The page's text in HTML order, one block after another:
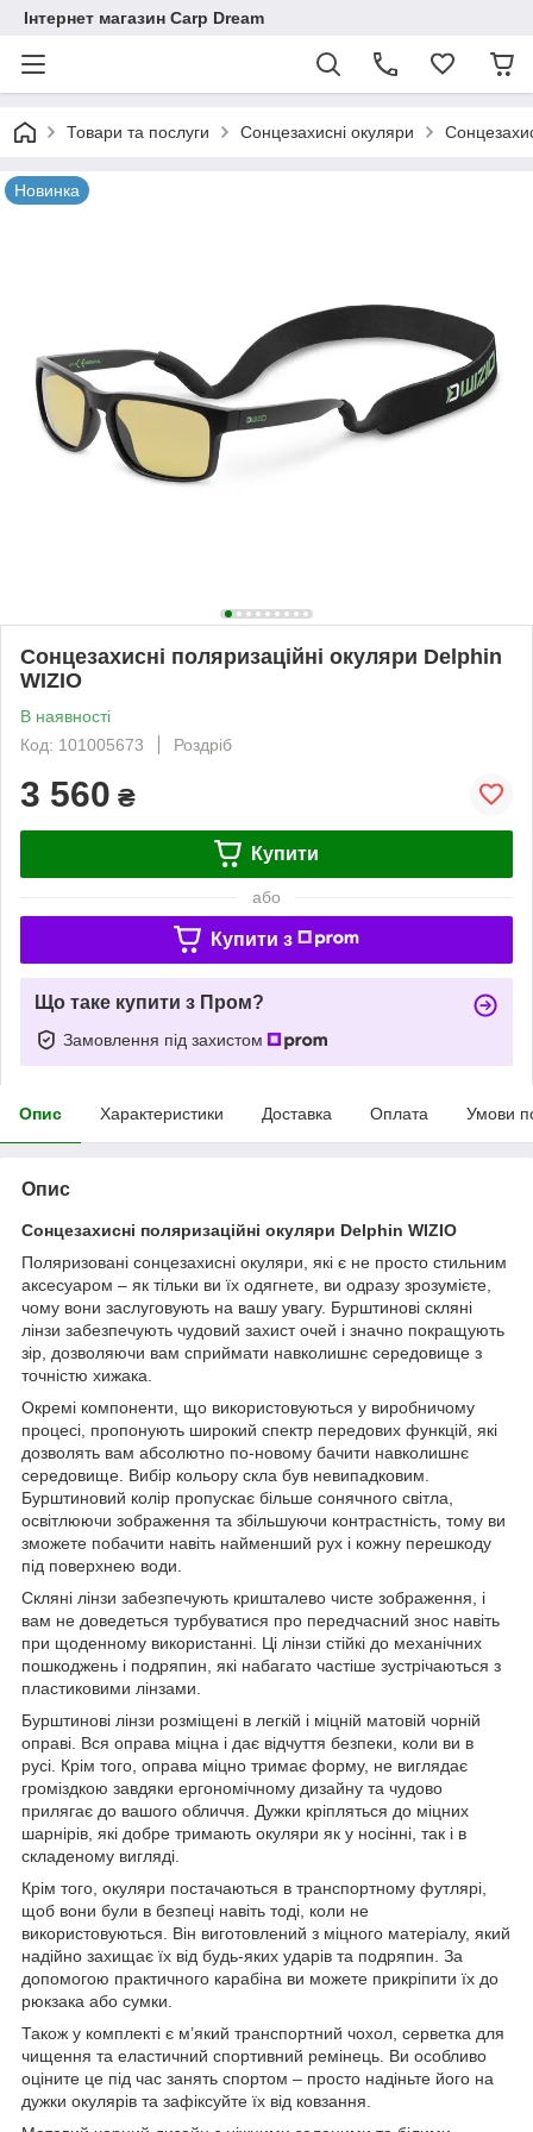
Інтернет магазин Carp Dream
Товари та послуги Сонцезахисні окуляри
Новинка
Сонцезахисні поляризаційні окуляри Delphin
WIZIO
В наявності
Код: 101005673
Роздріб
3 560 ₴
Купити
або
Купити з
Що таке купити з Пром?
Замовлення під захистом
Опис Характеристики Доставка Оплата Умови
Опис
Сонцезахисні поляризаційні окуляри Delphin WIZIO
Поляризовані сонцезахисні окуляри, які є не просто стильним
аксесуаром – як тільки ви їх одягнете, ви одразу зрозумієте,
чому вони заслуговують на вашу увагу. Бурштинові скляні
лінзи забезпечують чудовий захист очей і значно покращують
зір, дозволяючи вам сприймати навколишнє середовище з
точністю хижака.
Окремі компоненти, що використовуються у виробничому
процесі, пропонують широкий спектр передових функцій, які
дозволять вам абсолютно по-новому бачити навколишнє
середовище. Вибір кольору скла був невипадковим.
Бурштиновий колір пропускає більше сонячного світла,
освітлюючи зображення та збільшуючи контрастність, тому ви
зможете побачити навіть найменший рух і кожну перешкоду
під поверхнею води.
Скляні лінзи забезпечують кришталево чисте зображення, і
вам не доведеться турбуватися про передчасний знос навіть
при щоденному використанні. Ці лінзи стійкі до механічних
пошкоджень і подряпин, які набагато частіше зустрічаються з
пластиковими лінзами.
Бурштинові лінзи розміщені в легкій і міцній матовій чорній
оправі. Вся оправа міцна і дає відчуття безпеки, коли ви в
русі. Крім того, оправа міцно тримає форму, не виглядає
громіздкою завдяки ергономічному дизайну та чудово
прилягає до вашого обличчя. Дужки кріпляться до міцних
шарнірів, які добре тримають окуляри як у носінні, так і в
складеному вигляді.
Крім того, окуляри постачаються в транспортному футлярі,
щоб вони були в безпеці навіть тоді, коли не
використовуються. Він виготовлений з міцного матеріалу, який
надійно захищає їх від будь-яких ударів та подряпин. За
допомогою практичного карабіна ви можете прикріпити їх до
рюкзака або сумки.
Також у комплекті є м’який транспортний чохол, серветка для
чищення та еластичний спортивний ремінець. Ви особливо
оціните це під час занять спортом – просто надіньте його на
дужки окулярів та зафіксуйте їх від ковзання.